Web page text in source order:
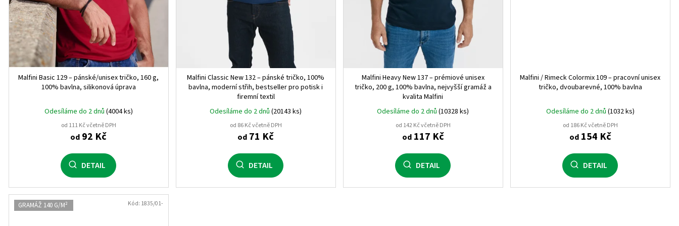
KRÁLOVSKÁ MODRÁ MELA
melírová (58) 1
černá/bílá (0201) 1
bílá/královská modrá (0105) 1
bílá/červená (0160) 1
lahvově zelená (56) 1
svítivě žlutá/černá (22102)
5XL 0
4 roky 1
8 let 1
12 let 1
1
XL/XXL 0
Malfini Basic 129 – pánské/unisex tričko, 160 g,
100% bavlna, silikonová úprava
Odesíláme do 2 dnů (4004 ks)
od 111 Kč včetně DPH
od 92 Kč
DETAIL
Malfini Classic New 132 – pánské tričko, 100%
bavlna, moderní střih, bestseller pro potisk i
firemní textil
Odesíláme do 2 dnů(20143 ks)
od 86 Kč včetně DPH
od 71 Kč
DETAIL
Malfini Heavy New 137 – prémiové unisex
tričko, 200 g, 100% bavlna, nejvyšší gramáž a
kvalita Malfini
Odesíláme do 2 dnů(10328 ks)
od 142 Kč včetně DPH
od117 Kč
DETAIL
Malfini / Rimeck Colormix 109 – pracovní unisex
tričko, dvoubarevné, 100% bavlna
Odesíláme do 2 dnů (1032 ks)
od 186 Kč včetně DPH
od154 Kč
DETAIL
GRAMÁŽ 140 G/M² Kód: 1835/01-